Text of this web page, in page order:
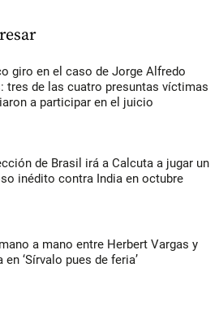
giro en el caso de Jorge Alfredo
tres de las cuatro presuntas víctimas
a participar en el juicio
de Brasil irá a Calcuta a jugar un
inédito contra India en octubre
a mano entre Herbert Vargas y
en ‘Sírvalo pues de feria’